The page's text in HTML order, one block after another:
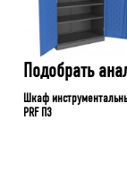
Подобрать
Шкаф
PRF П3